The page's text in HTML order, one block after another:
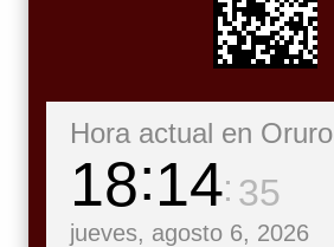
Hora actual en Oruro
18 14 37
jueves, agosto 6, 2026